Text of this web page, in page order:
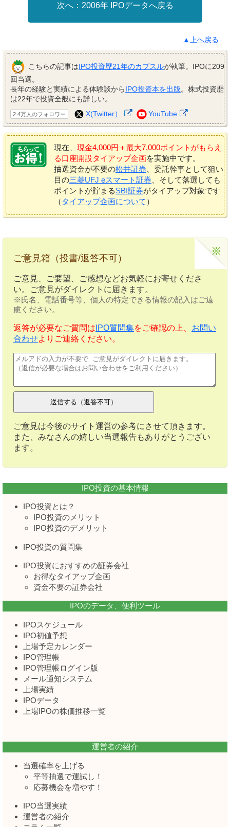
2006年 IPOデータへ戻る
▲上へ戻る
こちらの記事はIPO投資歴21年のカブスルが執筆。IPOに209
回当選。
長年の経験と実績による体験談からIPO投資本を出版。株式投資歴
は22年で投資全般にも詳しい。
2.4万人のフォロワー X(Twitter） YouTube
現在、 現金4,000円＋最大7,000ポイントがもらえ
る口座開設タイアップ企画を実施中です。
抽選資金が不要の松井証券、委託幹事として狙い
目の三菱UFJ eスマート証券、そして落選しても
ポイントが貯まるSBI証券がタイアップ対象です
（ タイアップ企画について ）
ご意見箱（投書/返答不可）
ご意見、ご要望、ご感想などお気軽にお寄せくださ
い。ご意見がダイレクトに届きます。
※氏名、電話番号等、個人の特定できる情報の記入はご遠
慮ください。
返答が必要なご質問は IPO質問集をご確認の上、 お問い
合わせよりご連絡ください。
ご意見は今後のサイト運営の参考にさせて頂きます。
また、みなさんの嬉しい当選報告もありがとうござい
ます。
IPO投資の基本情報
IPO投資とは？
IPO投資のメリット
IPO投資のデメリット
IPO投資の質問集
IPO投資におすすめの証券会社
お得なタイアップ企画
資金不要の証券会社
IPOのデータ、便利ツール
IPOスケジュール
IPO初値予想
上場予定カレンダー
IPO管理帳
IPO管理帳ログイン版
メール通知システム
上場実績
IPOデータ
上場IPOの株価推移一覧
運営者の紹介
当選確率を上げる
平等抽選で運試し！
応募機会を増やす！
IPO当選実績
運営者の紹介